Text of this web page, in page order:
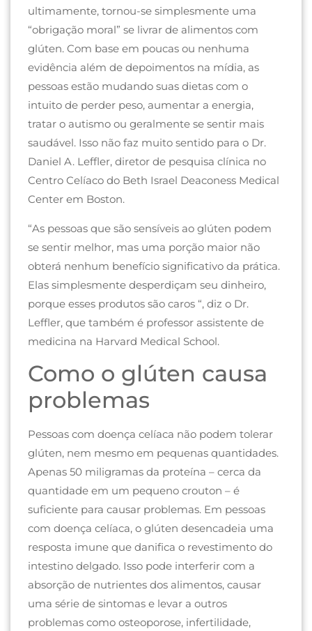
ultimamente, tornou-se simplesmente uma
“obrigação moral” se livrar de alimentos com
glúten. Com base em poucas ou nenhuma
evidência além de depoimentos na mídia, as
pessoas estão mudando suas dietas com o
intuito de perder peso, aumentar a energia,
tratar o autismo ou geralmente se sentir mais
saudável. Isso não faz muito sentido para o Dr.
Daniel A. Leffler, diretor de pesquisa clínica no
Centro Celíaco do Beth Israel Deaconess Medical
Center em Boston.
“As pessoas que são sensíveis ao glúten podem
se sentir melhor, mas uma porção maior não
obterá nenhum benefício significativo da prática.
Elas simplesmente desperdiçam seu dinheiro,
porque esses produtos são caros “, diz o Dr.
Leffler, que também é professor assistente de
medicina na Harvard Medical School.
Como o glúten causa
problemas
Pessoas com doença celíaca não podem tolerar
glúten, nem mesmo em pequenas quantidades.
Apenas 50 miligramas da proteína – cerca da
quantidade em um pequeno crouton – é
suficiente para causar problemas. Em pessoas
com doença celíaca, o glúten desencadeia uma
resposta imune que danifica o revestimento do
intestino delgado. Isso pode interferir com a
absorção de nutrientes dos alimentos, causar
uma série de sintomas e levar a outros
problemas como osteoporose, infertilidade,